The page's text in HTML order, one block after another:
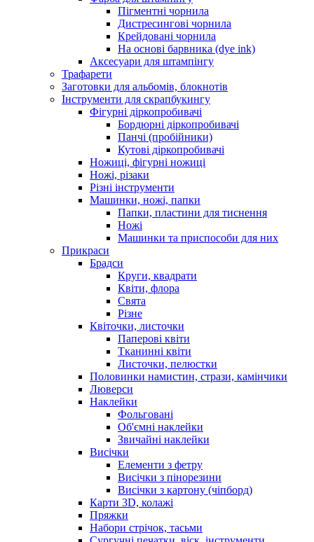
Пігментні чорнила
Дистресингові чорнила
Крейдовані чорнила
На основі барвника (dye ink)
Аксесуари для штампінгу
Трафарети
Заготовки для альбомів, блокнотів
Інструменти для скрапбукингу
Фігурні діркопробивачі
Бордюрні діркопробивачі
Панчі (пробійники)
Кутові діркопробивачі
Ножиці, фігурні ножиці
Ножі, різаки
Різні інструменти
Машинки, ножі, папки
Папки, пластини для тиснення
Ножі
Машинки та приспособи для них
Прикраси
Брадси
Круги, квадрати
Квіти, флора
Свята
Різне
Квіточки, листочки
Паперові квіти
Тканинні квіти
Листочки, пелюстки
Половинки намистин, стрази, камінчики
Люверси
Наклейки
Фольговані
Об'ємні наклейки
Звичайні наклейки
Висічки
Елементи з фетру
Висічки з пінорезини
Висічки з картону (чіпборд)
Карти 3D, колажі
Пряжки
Набори стрічок, тасьми